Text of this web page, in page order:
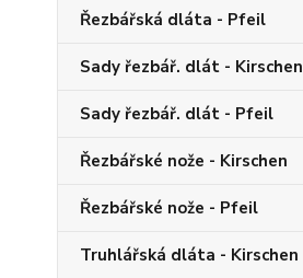
Řezbářská dláta - Pfeil
Sady řezbář. dlát - Kirschen
Sady řezbář. dlát - Pfeil
Řezbářské nože - Kirschen
Řezbářské nože - Pfeil
Truhlářská dláta - Kirschen